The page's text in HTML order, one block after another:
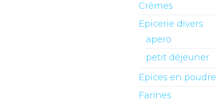
Crèmes
Epicerie divers
apero
petit déjeuner
Epices en poudre
Farines